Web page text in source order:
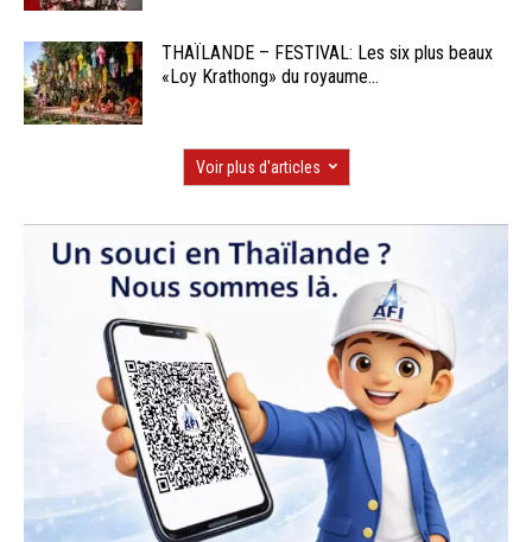
THAÏLANDE – FESTIVAL: Les six plus beaux
«Loy Krathong» du royaume...
Voir plus d'articles